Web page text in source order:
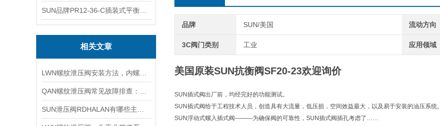
相关文章
品牌 SUN/美国 流动方向
3C阀门类别 工业 应用领域
美国原装SUN抗衡阀SF20-23欢迎询价
SUN插式阀出厂前，均经完好的功能测试。
SUN插式阀给于工程技术人员，创造具有大流量，低压损，空间效益最大，以及易于安装的油压系统。
SUN浮动式螺入插式阀———为确保阀的可靠性，SUN插式阀插孔考虑了……